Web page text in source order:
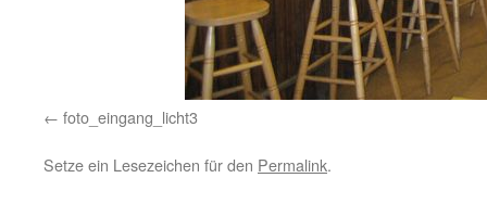
foto_eingang_licht3
Setze ein Lesezeichen für den Permalink.